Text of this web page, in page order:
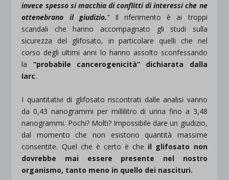
invece spesso si macchia di conflitti di interessi che ne
ottenebrano il giudizio.”Il riferimento è ai troppi
scandali che hanno accompagnato gli studi sulla
sicurezza del glifosato, in particolare quelli che nel
corso degli ultimi anni lo hanno assolto sconfessando
la “probabile cancerogenicità” dichiarata dalla
Iarc.
I quantitativi di glifosato riscontrati dalle analisi vanno
da 0,43 nanogrammi per millilitro di urina fino a 3,48
nanogrammi. Pochi? Molti? Impossibile dare un giudizio,
dal momento che non esistono quantità massime
consentite. Quel che è certo è che il glifosato non
dovrebbe mai essere presente nel nostro
organismo, tanto meno in quello dei nascituri.